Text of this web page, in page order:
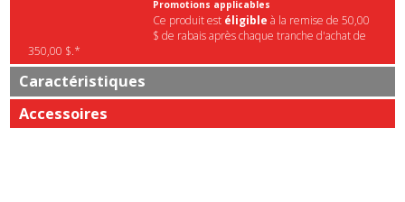
Promotions applicables
Ce produit est éligible à la remise de 50,00
$ de rabais après chaque tranche d'achat de
350,00 $.*
Caractéristiques
Accessoires